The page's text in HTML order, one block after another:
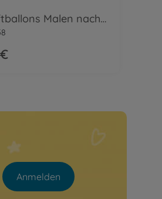
Heißluftballons Malen nach Zahlen
Anmelden